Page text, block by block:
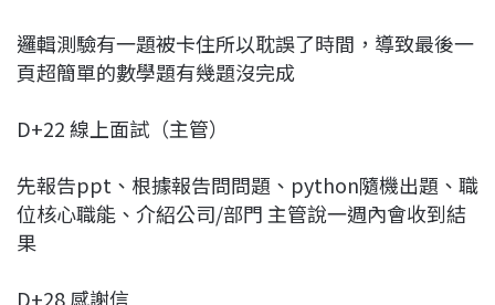
邏輯測驗有一題被卡住所以耽誤了時間，導致最後一
頁超簡單的數學題有幾題沒完成
D+22 線上面試（主管）
先報告ppt、根據報告問問題、python隨機出題、職
位核心職能、介紹公司/部門 主管說一週內會收到結
果
D+28 感謝信